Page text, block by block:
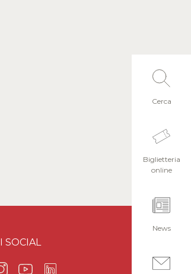
Cerca
Biglietteria
online
News
SOCIAL